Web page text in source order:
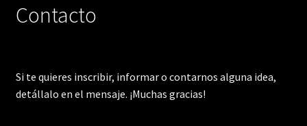
Contacto
Si te quieres inscribir, informar o contarnos alguna idea,
detállalo en el mensaje. ¡Muchas gracias!